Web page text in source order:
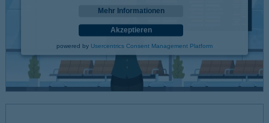
Mehr Informationen
Akzeptieren
powered by Usercentrics Consent Management Platform